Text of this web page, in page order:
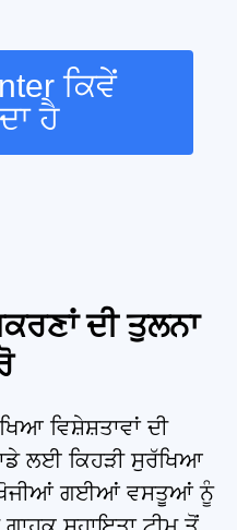
ਕਿਵੇਂ
ਹੈ
ਦੀ ਤੁਲਨਾ
ਵਿਸ਼ੇਸ਼ਤਾਵਾਂ ਦੀ
ਲਈ ਕਿਹੜੀ ਸੁਰੱਖਿਆ
ਖੋਜੀਆਂ ਗਈਆਂ ਵਸਤੂਆਂ ਨੂੰ